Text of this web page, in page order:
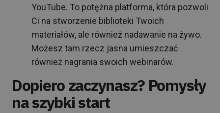
YouTube. To potężna platforma, która pozwoli
Ci na stworzenie biblioteki Twoich
materiałów, ale również nadawanie na żywo.
Możesz tam rzecz jasna umieszczać
również nagrania swoich webinarów.
Dopiero zaczynasz? Pomysły
na szybki start